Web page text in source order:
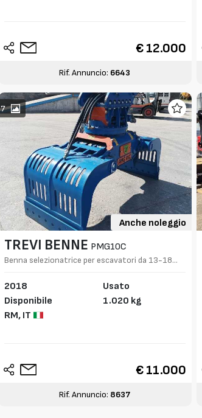
€ 12.000
Rif. Annuncio: 6643
7
Anche noleggio
TREVI BENNE PMG10C
Benna selezionatrice per escavatori da 13-18
2018
Disponibile
RM,IT
Usato
1.020 kg
€ 11.000
Rif. Annuncio: 8637